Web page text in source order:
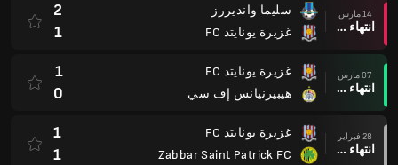
14 مارس
انتهاء وقت المباراة
سليما وانديررز
غزيرة يونايتد FC
2
1
07 مارس
انتهاء وقت المباراة
غزيرة يونايتد FC
هيبيرنيانس إف سي
1
0
28 فبراير
انتهاء وقت المباراة
غزيرة يونايتد FC
Zabbar Saint Patrick FC
1
1